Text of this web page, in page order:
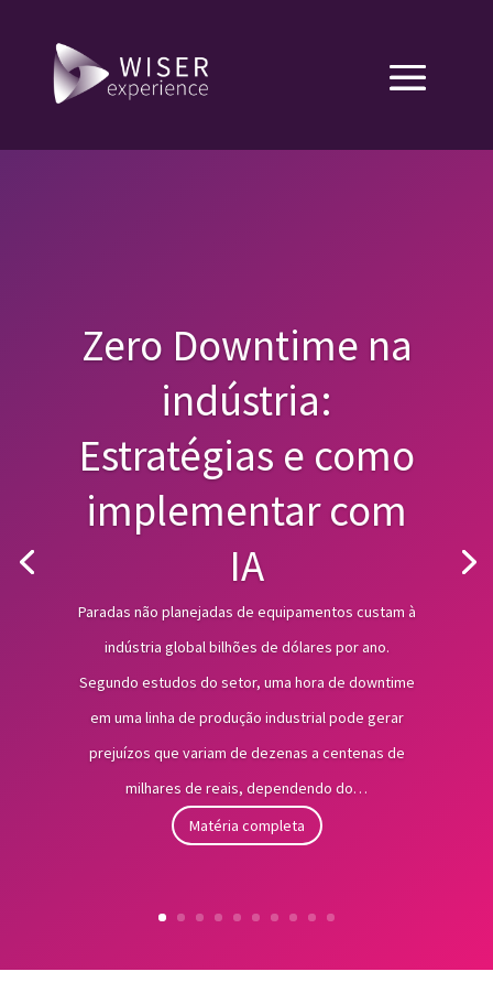
Zero Downtime na
indústria:
Estratégias e como
implementar com
IA
Paradas não planejadas de equipamentos custam à
indústria global bilhões de dólares por ano.
Segundo estudos do setor, uma hora de downtime
em uma linha de produção industrial pode gerar
prejuízos que variam de dezenas a centenas de
milhares de reais, dependendo do…
Matéria completa